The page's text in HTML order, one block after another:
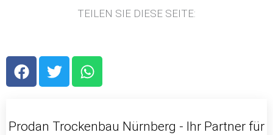
TEILEN SIE DIESE SEITE:
F
a
b
T
w
t
W
h
s
Prodan Trockenbau Nürnberg - Ihr Partner für